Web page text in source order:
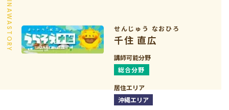
沖縄を知る
お知らせ
せんじゅう なおひろ
千住 直広
講師可能分野
総合分野
居住エリア
沖縄エリア